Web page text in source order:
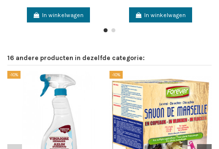
In winkelwagen In winkelwagen
16 andere producten in dezelfde categorie:
-10% -10%